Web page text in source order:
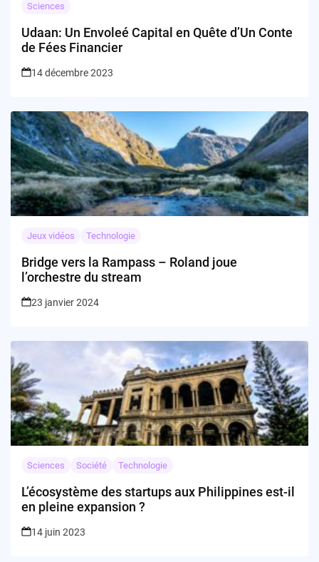
Sciences
Udaan: Un Envoleé Capital en Quête d’Un Conte
de Fées Financier
14 décembre 2023
Jeux vidéos Technologie
Bridge vers la Rampass – Roland joue
l’orchestre du stream
23 janvier 2024
Sciences Société Technologie
L’écosystème des startups aux Philippines est-il
en pleine expansion ?
14 juin 2023